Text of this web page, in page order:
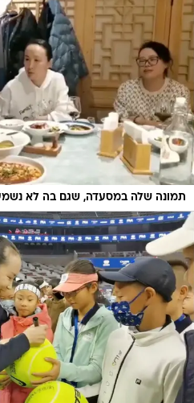
תמונה שלה במסעדה, שגם בה לא